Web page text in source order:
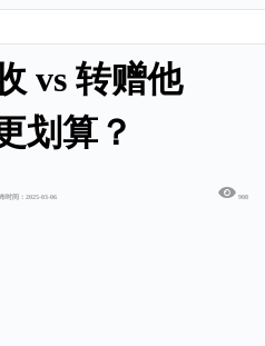
vs 转赠他
划算？
时间：2025-03-06 908